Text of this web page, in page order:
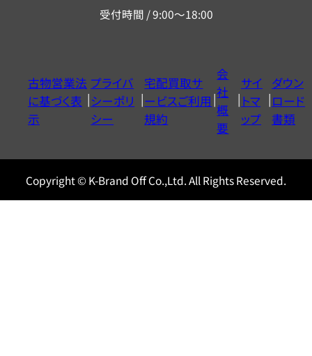
ー
ヤ
ル
0120604117
受付時間 / 9:00～18:00
古物営業法
に基づく表
示
プライバ
シーポリ
シー
宅配買取サ
ービスご利用
規約
会
社
概
要
サイ
トマ
ップ
ダウン
ロード
書類
Copyright © K-Brand Off Co.,Ltd. All Rights Reserved.